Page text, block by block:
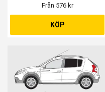
Från 576 kr
KÖP